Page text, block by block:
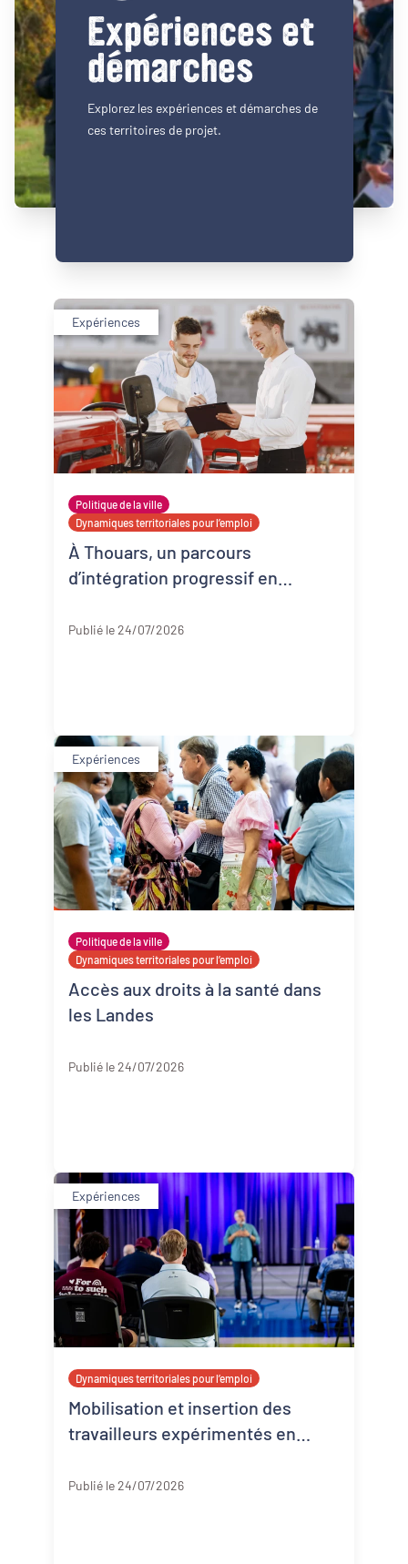
Expériences et
démarches
Explorez les expériences et démarches de
ces territoires de projet.
Expériences
Politique de la ville
Dynamiques territoriales pour l’emploi
À Thouars, un parcours
d’intégration progressif en
Publié le 24/07/2026
Expériences
Politique de la ville
Dynamiques territoriales pour l’emploi
Accès aux droits à la santé dans
les Landes
Publié le 24/07/2026
Expériences
Dynamiques territoriales pour l’emploi
Mobilisation et insertion des
travailleurs expérimentés en
Publié le 24/07/2026